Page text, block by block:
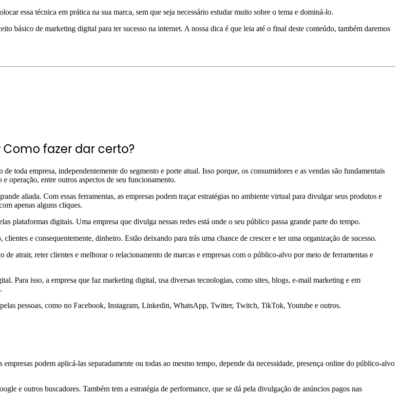
essa técnica em prática na sua marca, sem que seja necessário estudar muito sobre o tema e dominá-lo.
básico de marketing digital para ter sucesso na internet. A nossa dica é que leia até o final deste conteúdo, também daremos
fazer dar certo?
toda empresa, independentemente do segmento e porte atual. Isso porque, os consumidores e as vendas são fundamentais
operação, entre outros aspectos de seu funcionamento.
aliada. Com essas ferramentas, as empresas podem traçar estratégias no ambiente virtual para divulgar seus produtos e
apenas alguns cliques.
plataformas digitais. Uma empresa que divulga nessas redes está onde o seu público passa grande parte do tempo.
e consequentemente, dinheiro. Estão deixando para trás uma chance de crescer e ter uma organização de sucesso.
atrair, reter clientes e melhorar o relacionamento de marcas e empresas com o público-alvo por meio de ferramentas e
Para isso, a empresa que faz marketing digital, usa diversas tecnologias, como sites, blogs, e-mail marketing e em
pessoas, como no Facebook, Instagram, Linkedin, WhatsApp, Twitter, Twitch, TikTok, Youtube e outros.
podem aplicá-las separadamente ou todas ao mesmo tempo, depende da necessidade, presença online do público-alvo
e outros buscadores. Também tem a estratégia de performance, que se dá pela divulgação de anúncios pagos nas